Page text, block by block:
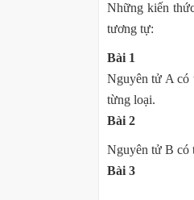
Những kiến
tương tự:
Bài 1
Nguyên tử A có
từng loại.
Bài 2
Nguyên tử B có
Bài 3